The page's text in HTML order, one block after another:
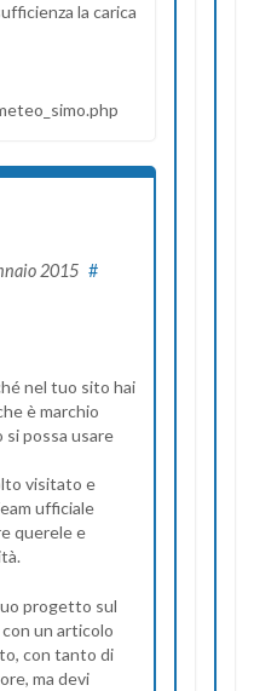
la carica
2015 #
nel tuo sito hai
è marchio
possa usare
visitato e
ufficiale
querele e
progetto sul
un articolo
con tanto di
ma devi